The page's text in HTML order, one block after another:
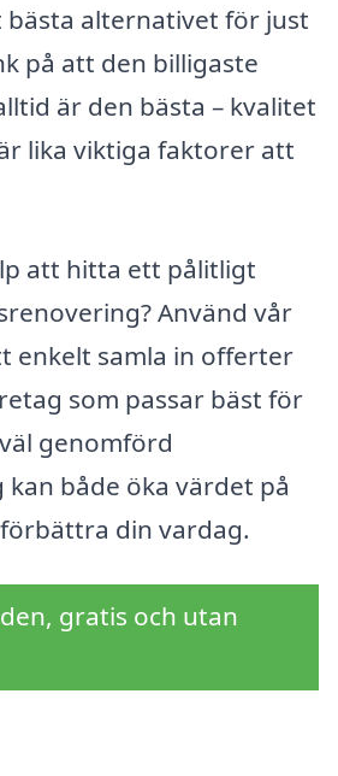
alternativet för just
på att den billigaste
är den bästa – kvalitet
lika viktiga faktorer att
att hitta ett pålitligt
Använd vår
enkelt samla in offerter
som passar bäst för
genomförd
både öka värdet på
din vardag.
gratis och utan